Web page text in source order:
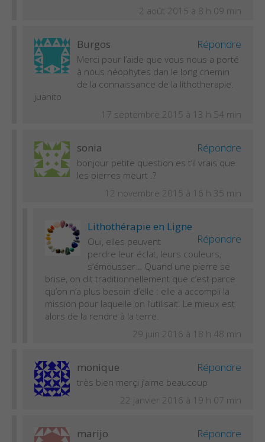
2 août 2015 à 8 h 09 min
Burgos Répondre
Merci pour l’aide que vous nous a porté
à nous néophytes dan le long chemin
de la connaissance de la lithotherapie.
juanito
17 septembre 2015 à 13 h 54 min
sonia Répondre
bonjour petite question es t’il vrais que
les pierres meurt .?
12 novembre 2015 à 16 h 35 min
Lithothérapie en Ligne
Répondre
Oui, elles peuvent
perdre leur éclat, leurs couleurs,
s’émousser… Quand une pierre se
brise, on dit traditionnellement que c’est parce
qu’on n’a plus besoin d’elle : elle a accompli la
mission pour laquelle on l’utilisait. Le mieux est
alors de la rendre à la terre.
29 juin 2016 à 18 h 48 min
monique Répondre
très bien merçi j’aime beaucoup
22 janvier 2016 à 19 h 07 min
marijo Répondre